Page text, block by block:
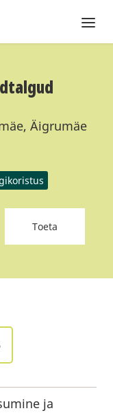
Äigrumäe
Toeta
ja